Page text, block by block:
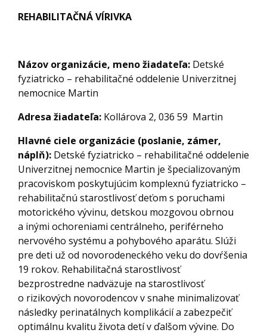
REHABILITAČNÁ VÍRIVKA
Názov organizácie, meno žiadateľa: Detské
fyziatricko – rehabilitačné oddelenie Univerzitnej
nemocnice Martin
Adresa žiadateľa: Kollárova 2, 036 59 Martin
Hlavné ciele organizácie (poslanie, zámer,
náplň): Detské fyziatricko – rehabilitačné oddelenie
Univerzitnej nemocnice Martin je špecializovaným
pracoviskom poskytujúcim komplexnú fyziatricko –
rehabilitačnú starostlivosť deťom s poruchami
motorického vývinu, detskou mozgovou obrnou
a inými ochoreniami centrálneho, periférneho
nervového systému a pohybového aparátu. Slúži
pre deti už od novorodeneckého veku do dovŕšenia
19 rokov. Rehabilitačná starostlivosť
bezprostredne nadväzuje na starostlivosť
o rizikových novorodencov v snahe minimalizovať
následky perinatálnych komplikácií a zabezpečiť
optimálnu kvalitu života detí v ďalšom vývine. Do